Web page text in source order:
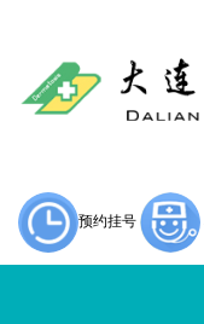
预约挂号